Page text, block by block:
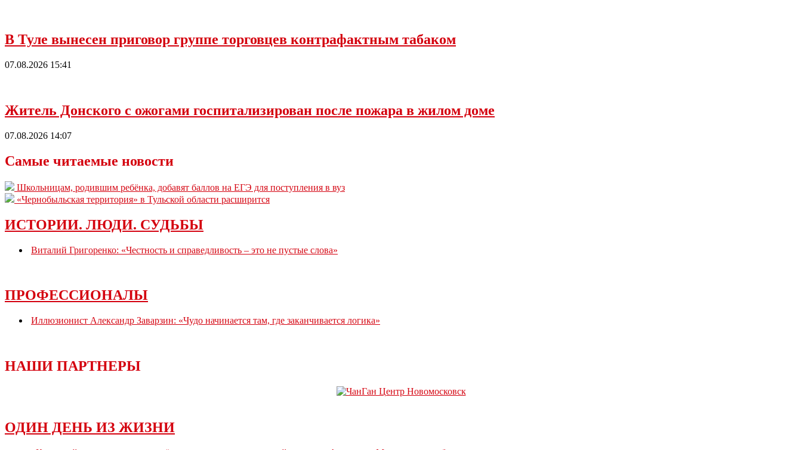
В Туле вынесен приговор группе торговцев контрафактным табаком
07.08.2026 15:41
Житель Донского с ожогами госпитализирован после пожара в жилом доме
07.08.2026 14:07
Самые читаемые новости
Школьницам, родившим ребёнка, добавят баллов на ЕГЭ для поступления в вуз
«Чернобыльская территория» в Тульской области расширится
ИСТОРИИ. ЛЮДИ. СУДЬБЫ
Виталий Григоренко: «Честность и справедливость – это не пустые слова»
ПРОФЕССИОНАЛЫ
Иллюзионист Александр Заварзин: «Чудо начинается там, где заканчивается логика»
НАШИ ПАРТНЕРЫ
ОДИН ДЕНЬ ИЗ ЖИЗНИ